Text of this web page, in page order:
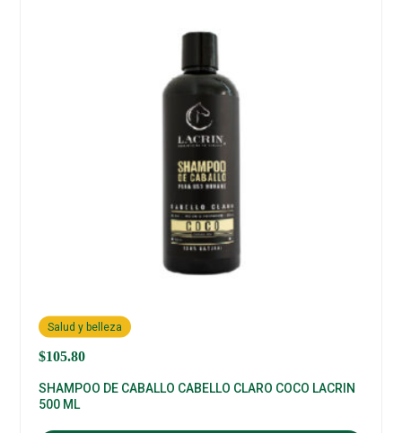
$105.80
Salud y belleza
SHAMPOO DE CABALLO CABELLO CLARO COCO LACRIN
500 ML